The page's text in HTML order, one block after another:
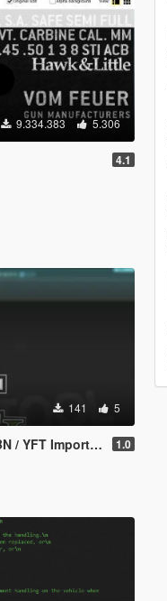
9.334.383 5.306
4.1
141 5
& Exporter 1.0